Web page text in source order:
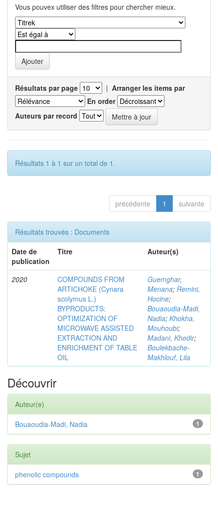
Vous pouvex utiliser des filtres pour chercher mieux.
Résultats par page | Arranger les items par
En order
Auteurs par record
Résultats 1 à 1 sur un total de 1.
précédente 1 suivante
Résultats trouvés : Documents
Date de
publication
Titre Auteur(s)
2020
COMPOUNDS FROM
ARTICHOKE (Cynara
scolymus L.)
BYPRODUCTS:
OPTIMIZATION OF
MICROWAVE ASSISTED
EXTRACTION AND
ENRICHMENT OF TABLE
OIL
Guemghar,
Menana; Remini,
Hocine;
Bouaoudia-Madi,
Nadia; Khokha,
Mouhoubi;
Madani, Khodir;
Boulekbache-
Makhlouf, Lila
Découvrir
Auteur(e)
1
Bouaoudia-Madi, Nadia
Sujet
1
phenolic compounds